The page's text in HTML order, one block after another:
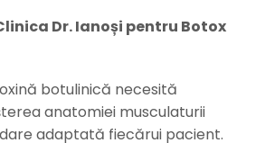
Dr. Ianoși pentru Botox
botulinică necesită
anatomiei musculaturii
adaptată fiecărui pacient.